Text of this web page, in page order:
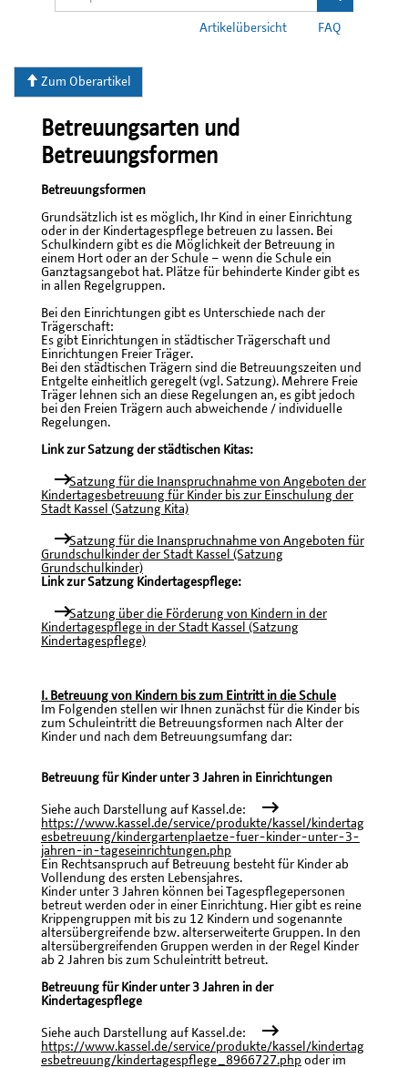
FAQ
Artikelübersicht
Zum Oberartikel
Betreuungsarten und
Betreuungsformen
Betreuungsformen
Grundsätzlich ist es möglich, Ihr Kind in einer Einrichtung
oder in der Kindertagespflege betreuen zu lassen. Bei
Schulkindern gibt es die Möglichkeit der Betreuung in
einem Hort oder an der Schule – wenn die Schule ein
Ganztagsangebot hat. Plätze für behinderte Kinder gibt es
in allen Regelgruppen.
Bei den Einrichtungen gibt es Unterschiede nach der
Trägerschaft:
Es gibt Einrichtungen in städtischer Trägerschaft und
Einrichtungen Freier Träger.
Bei den städtischen Trägern sind die Betreuungszeiten und
Entgelte einheitlich geregelt (vgl. Satzung). Mehrere Freie
Träger lehnen sich an diese Regelungen an, es gibt jedoch
bei den Freien Trägern auch abweichende / individuelle
Regelungen.
Link zur Satzung der städtischen Kitas:
Satzung für die Inanspruchnahme von Angeboten der
Kindertagesbetreuung für Kinder bis zur Einschulung der
Stadt Kassel (Satzung Kita)
Satzung für die Inanspruchnahme von Angeboten für
Grundschulkinder der Stadt Kassel (Satzung
Grundschulkinder)
Link zur Satzung Kindertagespflege:
Satzung über die Förderung von Kindern in der
Kindertagespflege in der Stadt Kassel (Satzung
Kindertagespflege)
I. Betreuung von Kindern bis zum Eintritt in die Schule
Im Folgenden stellen wir Ihnen zunächst für die Kinder bis
zum Schuleintritt die Betreuungsformen nach Alter der
Kinder und nach dem Betreuungsumfang dar:
Betreuung für Kinder unter 3 Jahren in Einrichtungen
Siehe auch Darstellung auf Kassel.de:
https://www.kassel.de/service/produkte/kassel/kindertag
esbetreuung/kindergartenplaetze-fuer-kinder-unter-3-
jahren-in-tageseinrichtungen.php
Ein Rechtsanspruch auf Betreuung besteht für Kinder ab
Vollendung des ersten Lebensjahres.
Kinder unter 3 Jahren können bei Tagespflegepersonen
betreut werden oder in einer Einrichtung. Hier gibt es reine
Krippengruppen mit bis zu 12 Kindern und sogenannte
altersübergreifende bzw. alterserweiterte Gruppen. In den
altersübergreifenden Gruppen werden in der Regel Kinder
ab 2 Jahren bis zum Schuleintritt betreut.
Betreuung für Kinder unter 3 Jahren in der
Kindertagespflege
Siehe auch Darstellung auf Kassel.de:
https://www.kassel.de/service/produkte/kassel/kindertag
esbetreuung/kindertagespflege_8966727.php oder im